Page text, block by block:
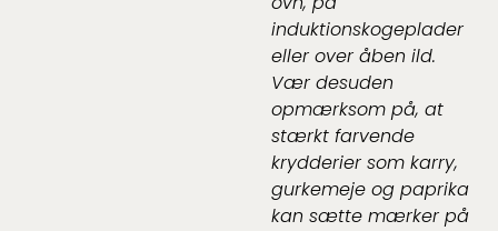
induktionskogeplader
eller over åben ild.
Vær desuden
opmærksom på, at
stærkt farvende
krydderier som karry,
gurkemeje og paprika
kan sætte mærker på